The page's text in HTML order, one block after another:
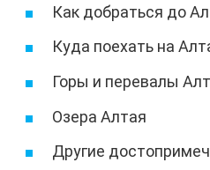
Как добраться до
Куда поехать на
Горы и перевалы
Озера Алтая
Другие